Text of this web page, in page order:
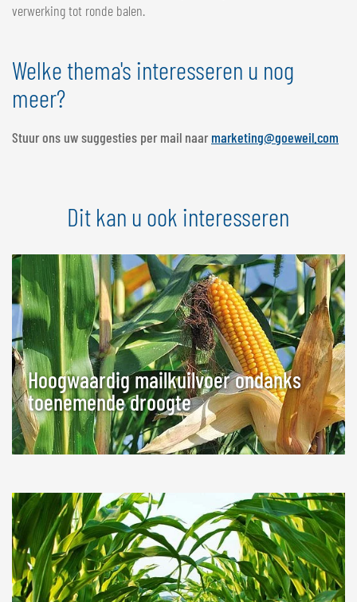
verwerking tot ronde balen.
Welke thema's interesseren u nog
meer?
Stuur ons uw suggesties per mail naar marketing@goeweil.com
Dit kan u ook interesseren
Hoogwaardig mailkuilvoer ondanks
toenemende droogte